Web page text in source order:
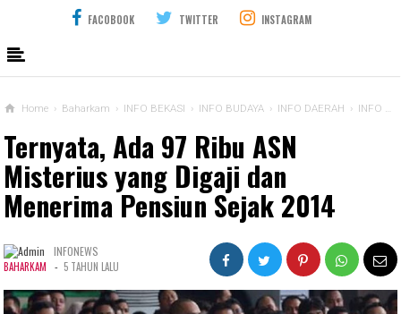
FACOBOOK TWITTER INSTAGRAM
Home › Baharkam › INFO BEKASI › INFO BUDAYA › INFO DAERAH › INFO KRIMINAL
Ternyata, Ada 97 Ribu ASN
Misterius yang Digaji dan
Menerima Pensiun Sejak 2014
INFONEWS
BAHARKAM - 5 TAHUN LALU